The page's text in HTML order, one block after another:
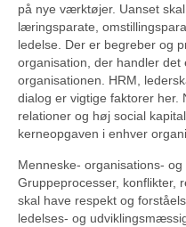
på nye værktøjer. Uanset
læringsparate,
ledelse. Der er begreber og
organisation, der handler det
organisationen. HRM,
dialog er vigtige faktorer
relationer og høj social
kerneopgaven i enhver
Menneske- organisations-
Gruppeprocesser, konflikter,
skal have respekt og
ledelses- og